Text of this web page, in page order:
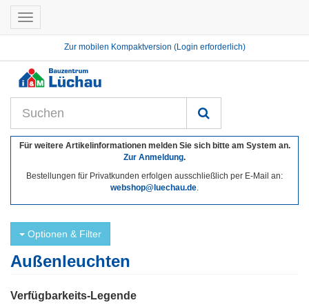
Zur mobilen Kompaktversion (Login erforderlich)
Toggle
navigation
Für weitere Artikelinformationen melden Sie sich bitte am System an.
Zur Anmeldung.
Bestellungen für Privatkunden erfolgen ausschließlich per E-Mail an:
webshop@luechau.de.
Optionen & Filter
Außenleuchten
Verfügbarkeits-Legende